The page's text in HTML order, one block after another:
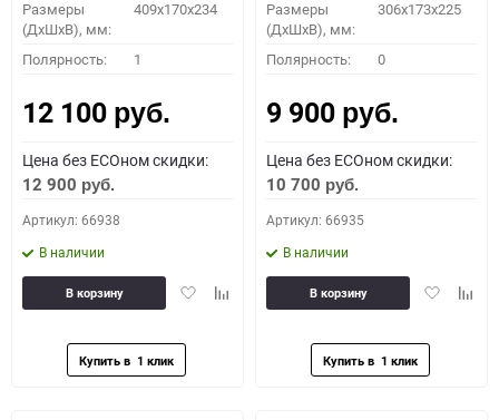
Размеры
(ДхШхВ), мм:
409x170x234
Полярность: 1
12 100 руб.
Цена без ECOном скидки:
12 900 руб.
Артикул: 66938
В наличии
ДобавитьДобавить
В корзину
Размеры
(ДхШхВ), мм:
306x173x225
Полярность: 0
9 900 руб.
Цена без ECOном скидки:
10 700 руб.
Артикул: 66935
В наличии
Добавить
В корзину